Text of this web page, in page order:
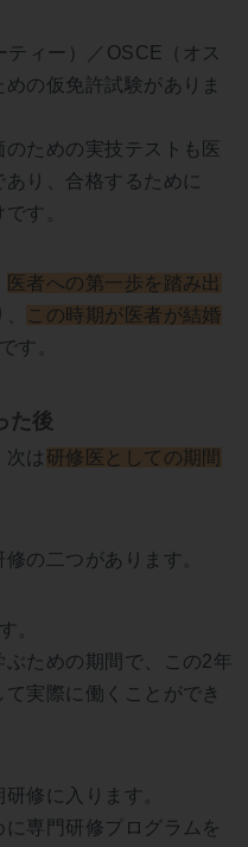
ィー）／OSCE（オス
の仮免許試験がありま
ための実技テストも医
り、合格するために
す。
医者への第一歩を踏み出
この時期が医者が結婚
です。
た後
は 研修医としての期間
の二つがあります。
。
ための期間で、この2年
実際に働くことができ
修に入ります。
専門研修プログラムを